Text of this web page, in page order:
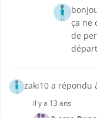
ça ne
de
zaki10 a répondu
il y a 13 ans